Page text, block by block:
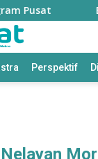
Perspektif